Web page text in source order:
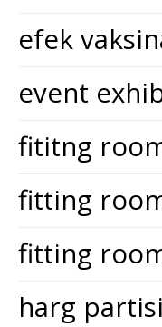
efek
event
fititng
fitting
fitting
harg